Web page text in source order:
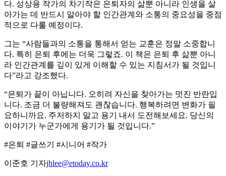
다. 성상용 작가의 차기작은 은퇴자의 삶뿐 아니라 인생을 살
아가는 데 반드시 알아야 할 인간관계와 소통의 중요성을 중점
적으로 다룰 예정이다.
그는 “사람들과의 소통을 통해서 얻는 교훈은 정말 소중합니
다. 특히 은퇴 후에는 더욱 그렇죠. 이 책은 은퇴 후 삶뿐 아니
라 인간관계를 깊이 있게 이해할 수 있는 지침서가 될 것입니
다”라고 강조했다.
“은퇴가 끝이 아닙니다. 오히려 자신을 찾아가는 멋진 반란입
니다. 조금 더 불량해져도 괜찮습니다. 행복하려면 변화가 필
요하니까요. 주저하지 말고 용기 내서 도전해보세요. 당신의
이야기가 누군가에게 용기가 될 것입니다.”
#은퇴 #글쓰기 #시니어 #작가
이준호 기자jhlee@etoday.co.kr